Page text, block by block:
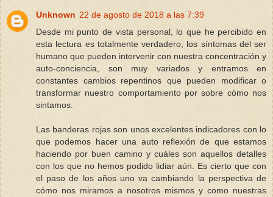
Unknown 22 de agosto de 2018 a las 7:39
Desde mi punto de vista personal, lo que he percibido en
esta lectura es totalmente verdadero, los síntomas del ser
humano que pueden intervenir con nuestra concentración y
auto-conciencia, son muy variados y entramos en
constantes cambios repentinos que pueden modificar o
transformar nuestro comportamiento por sobre cómo nos
sintamos.
Las banderas rojas son unos excelentes indicadores con lo
que podemos hacer una auto reflexión de que estamos
haciendo por buen camino y cuáles son aquellos detalles
con los que no hemos podido lidiar aún. Es cierto que con
el paso de los años uno va cambiando la perspectiva de
cómo nos miramos a nosotros mismos y como nuestras